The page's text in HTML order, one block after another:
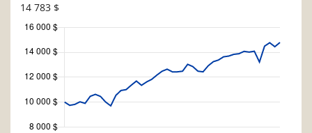
14 783 $